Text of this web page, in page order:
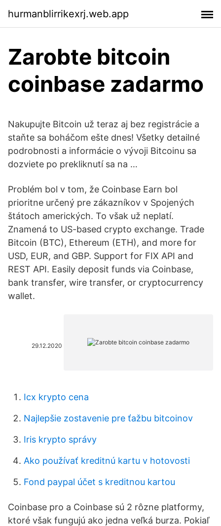
hurmanblirrikexrj.web.app
Zarobte bitcoin
coinbase zadarmo
Nakupujte Bitcoin už teraz aj bez registrácie a
staňte sa boháčom ešte dnes! Všetky detailné
podrobnosti a informácie o vývoji Bitcoinu sa
dozviete po prekliknutí sa na …
Problém bol v tom, že Coinbase Earn bol
prioritne určený pre zákazníkov v Spojených
štátoch amerických. To však už neplatí.
Znamená to US-based crypto exchange. Trade
Bitcoin (BTC), Ethereum (ETH), and more for
USD, EUR, and GBP. Support for FIX API and
REST API. Easily deposit funds via Coinbase,
bank transfer, wire transfer, or cryptocurrency
wallet.
29.12.2020
Icx krypto cena
Najlepšie zostavenie pre ťažbu bitcoinov
Iris krypto správy
Ako používať kreditnú kartu v hotovosti
Fond paypal účet s kreditnou kartou
Coinbase pro a Coinbase sú 2 rôzne platformy,
ktoré však fungujú ako jedna veľká burza. Pokiaľ